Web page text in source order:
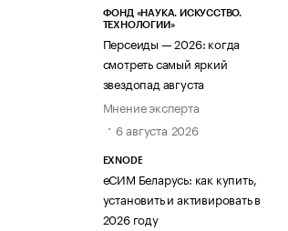
ФОНД «НАУКА. ИСКУССТВО.
ТЕХНОЛОГИИ»
Персеиды — 2026: когда
смотреть самый яркий
звездопад августа
Мнение эксперта
6 августа 2026
EXNODE
еСИМ Беларусь: как купить,
установить и активировать в
2026 году